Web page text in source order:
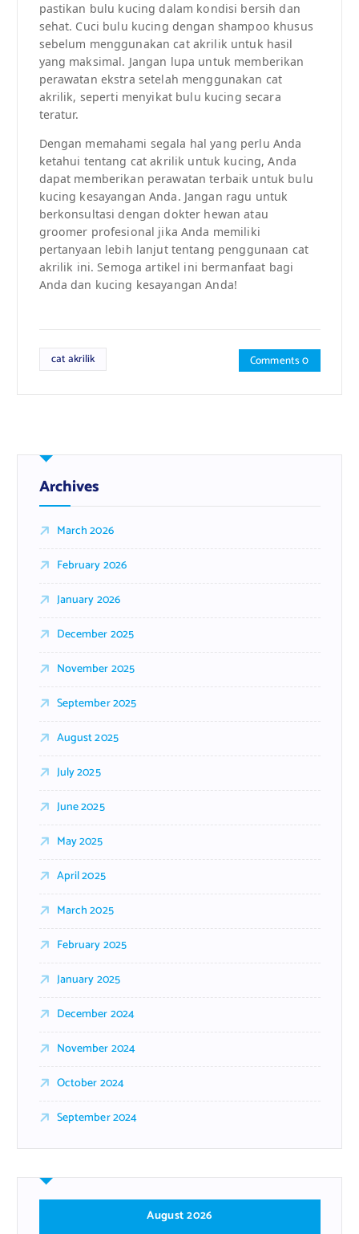
pastikan bulu kucing dalam kondisi bersih dan
sehat. Cuci bulu kucing dengan shampoo khusus
sebelum menggunakan cat akrilik untuk hasil
yang maksimal. Jangan lupa untuk memberikan
perawatan ekstra setelah menggunakan cat
akrilik, seperti menyikat bulu kucing secara
teratur.
Dengan memahami segala hal yang perlu Anda
ketahui tentang cat akrilik untuk kucing, Anda
dapat memberikan perawatan terbaik untuk bulu
kucing kesayangan Anda. Jangan ragu untuk
berkonsultasi dengan dokter hewan atau
groomer profesional jika Anda memiliki
pertanyaan lebih lanjut tentang penggunaan cat
akrilik ini. Semoga artikel ini bermanfaat bagi
Anda dan kucing kesayangan Anda!
cat akrilik Comments 0
Archives
March 2026
February 2026
January 2026
December 2025
November 2025
September 2025
August 2025
July 2025
June 2025
May 2025
April 2025
March 2025
February 2025
January 2025
December 2024
November 2024
October 2024
September 2024
August 2026